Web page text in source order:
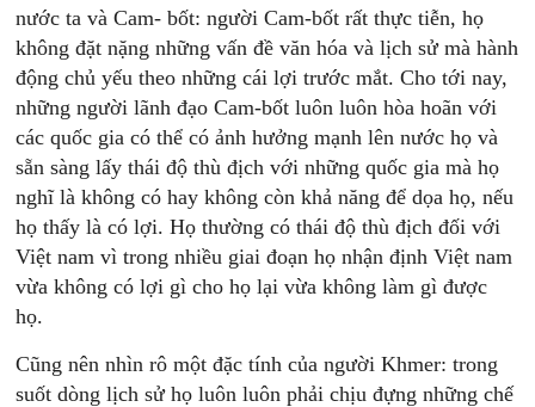
nước ta và Cam- bốt: người Cam-bốt rất thực tiễn, họ
không đặt nặng những vấn đề văn hóa và lịch sử mà hành
động chủ yếu theo những cái lợi trước mắt. Cho tới nay,
những người lãnh đạo Cam-bốt luôn luôn hòa hoãn với
các quốc gia có thể có ảnh hưởng mạnh lên nước họ và
sẵn sàng lấy thái độ thù địch với những quốc gia mà họ
nghĩ là không có hay không còn khả năng để dọa họ, nếu
họ thấy là có lợi. Họ thường có thái độ thù địch đối với
Việt nam vì trong nhiều giai đoạn họ nhận định Việt nam
vừa không có lợi gì cho họ lại vừa không làm gì được
họ.
Cũng nên nhìn rô một đặc tính của người Khmer: trong
suốt dòng lịch sử họ luôn luôn phải chịu đựng những chế